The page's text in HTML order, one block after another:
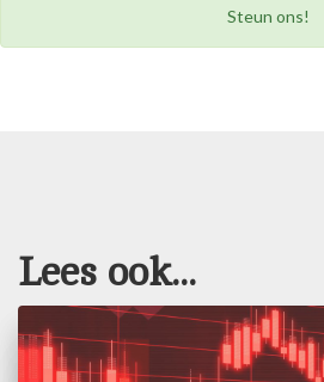
Steun ons!
Lees ook...